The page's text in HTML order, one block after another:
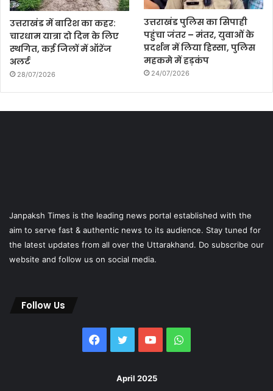
उत्तराखंड में बारिश का कहर:
चारधाम यात्रा दो दिन के लिए
स्थगित, कई जिलों में ऑरेंज
अलर्ट
28/07/2026
उत्तराखंड पुलिस का सिपाही
पहुंचा जंतर – मंतर, युवाओं के
प्रदर्शन में लिया हिस्सा, पुलिस
महकमे में हड़कंप
24/07/2026
Janpaksh Times is the leading news portal established with the
aim to serve fast & authentic news to its audience. Stay tuned for
the latest updates from all over the Uttarakhand. Do subscribe our
website and follow us on social media.
Follow Us
Facebook
Twitter YouTubeWhatsApp
April 2025